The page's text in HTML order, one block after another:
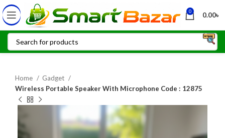
0 0.00৳
Home
Gadget
Wireless Portable Speaker With Microphone Code : 12875